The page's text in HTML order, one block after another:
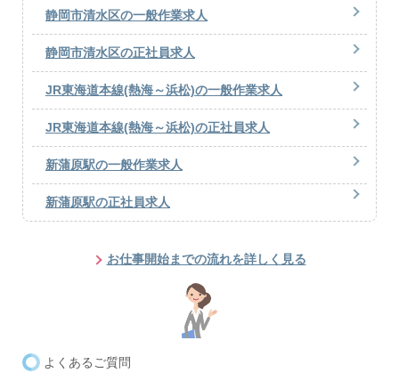
静岡市清水区の一般作業求人
静岡市清水区の正社員求人
JR東海道本線(熱海～浜松)の一般作業求人
JR東海道本線(熱海～浜松)の正社員求人
新蒲原駅の一般作業求人
新蒲原駅の正社員求人
お仕事開始までの流れを詳しく見る
よくあるご質問